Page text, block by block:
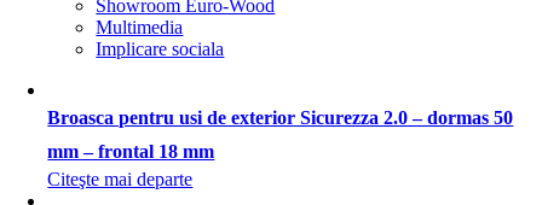
Showroom Euro-Wood
Multimedia
Implicare sociala
Broasca pentru usi de exterior Sicurezza 2.0 – dormas 50
mm – frontal 18 mm
Citeşte mai departe